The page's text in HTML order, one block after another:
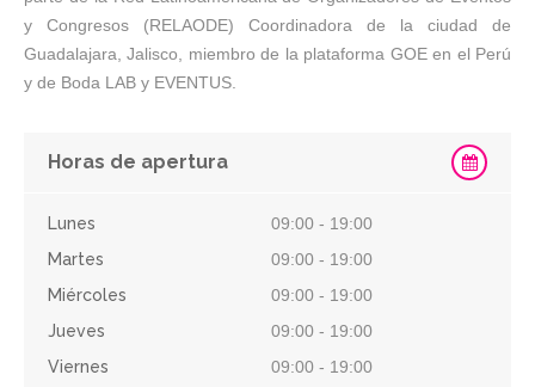
y Congresos (RELAODE) Coordinadora de la ciudad de
Guadalajara, Jalisco, miembro de la plataforma GOE en el Perú
y de Boda LAB y EVENTUS.
Horas de apertura
Lunes
09:00 - 19:00
Martes
09:00 - 19:00
Miércoles
09:00 - 19:00
Jueves
09:00 - 19:00
Viernes
09:00 - 19:00